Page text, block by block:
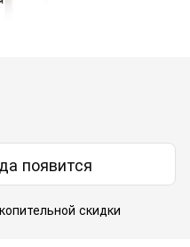
появится
скидки